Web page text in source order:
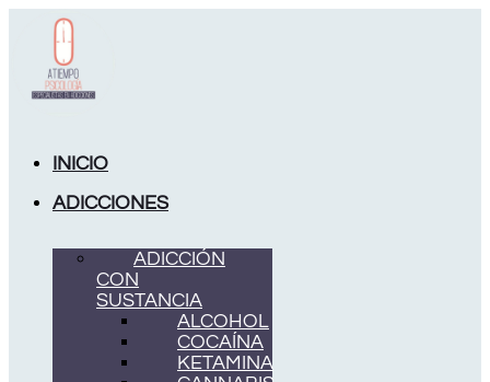
contenido
INICIO
ADICCIONES
ADICCIÓN
CON
SUSTANCIA
ALCOHOL
COCAÍNA
KETAMINA